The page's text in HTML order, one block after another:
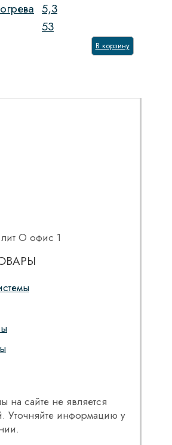
5,3
53
В корзину
О офис 1
сайте не является
Уточняйте информацию у